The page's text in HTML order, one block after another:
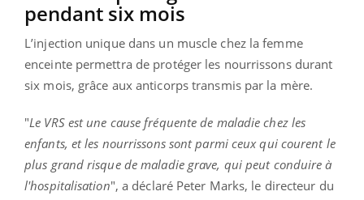
pendant six mois
L’injection unique dans un muscle chez la femme
enceinte permettra de protéger les nourrissons durant
six mois, grâce aux anticorps transmis par la mère.
"Le VRS est une cause fréquente de maladie chez les
enfants, et les nourrissons sont parmi ceux qui courent le
plus grand risque de maladie grave, qui peut conduire à
l'hospitalisation", a déclaré Peter Marks, le directeur du